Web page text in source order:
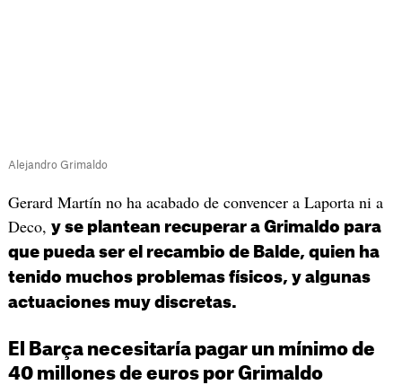
Alejandro Grimaldo
Gerard Martín no ha acabado de convencer a Laporta ni a
Deco, y se plantean recuperar a Grimaldo para
que pueda ser el recambio de Balde, quien ha
tenido muchos problemas físicos, y algunas
actuaciones muy discretas.
El Barça necesitaría pagar un mínimo de
40 millones de euros por Grimaldo